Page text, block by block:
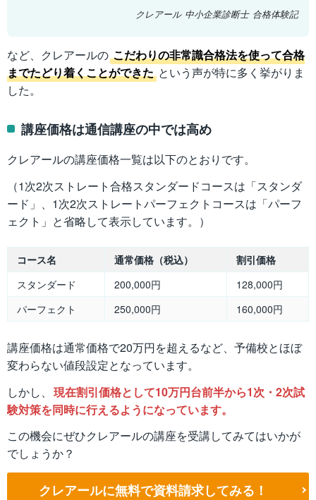
クレアール 中小企業診断士 合格体験記
など、クレアールの こだわりの非常識合格法を使って合格
までたどり着くことができた という声が特に多く挙がりま
した。
講座価格は通信講座の中では高め
クレアールの講座価格一覧は以下のとおりです。
（1次2次ストレート合格スタンダードコースは「スタンダ
ード」、1次2次ストレートパーフェクトコースは「パーフ
ェクト」と省略して表示しています。）
コース名 通常価格（税込）
割引価格
スタンダード
200,000円
128,000円
パーフェクト
250,000円 160,000円
講座価格は通常価格で20万円を超えるなど、予備校とほぼ
変わらない値段設定となっています。
しかし、 現在割引価格として10万円台前半から1次・2次試
験対策を同時に行えるようになっています。
この機会にぜひクレアールの講座を受講してみてはいかが
でしょうか？
クレアールに無料で資料請求してみる！